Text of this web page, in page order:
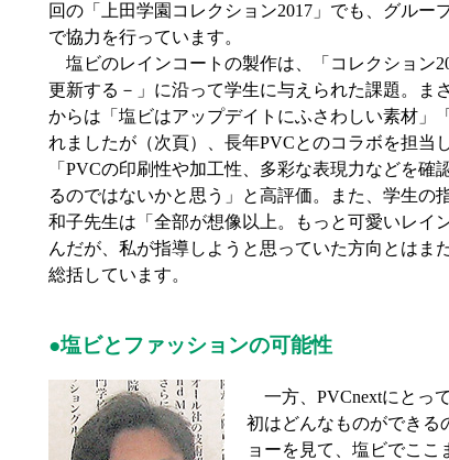
回の「上田学園コレクション2017」でも、グル
で協力を行っています。
塩ビのレインコートの製作は、「コレクション
更新する－」に沿って学生に与えられた課題。ま
からは「塩ビはアップデイトにふさわしい素材」
れましたが（次頁）、長年PVCとのコラボを担当
「PVCの印刷性や加工性、多彩な表現力などを
るのではないかと思う」と高評価。また、学生
和子先生は「全部が想像以上。もっと可愛いレイ
んだが、私が指導しようと思っていた方向とはま
総括しています。
●塩ビとファッションの可能性
一方、PVCnextにとっ
初はどんなものができる
ョーを見て、塩ビでここ